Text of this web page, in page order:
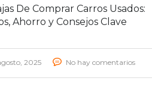
De Comprar Carros Usados:
Ahorro y Consejos Clave
2025 No hay comentarios